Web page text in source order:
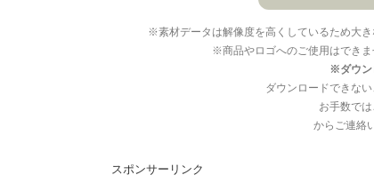
※素材データは解像度を高くしているため大
※商品やロゴへのご使用はできま
※ダウン
ダウンロードできな
お手数で
からご連絡
スポンサーリンク